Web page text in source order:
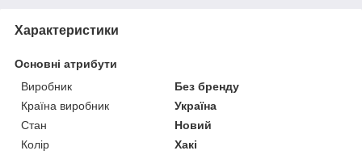
Характеристики
Основні атрибути
Виробник
Без бренду
Країна виробник
Україна
Стан
Новий
Колір
Хакі